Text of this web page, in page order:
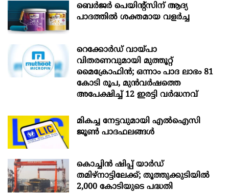
ബെർജർ പെയിന്റ്സിന് ആദ്യ
പാദത്തിൽ ശക്തമായ വളർച്ച
റെക്കോർഡ് വായ്പാ
വിതരണവുമായി മുത്തൂറ്റ്
മൈക്രോഫിൻ; ഒന്നാം പാദ ലാഭം 81
കോടി രൂപ, മുൻവർഷത്തെ
അപേക്ഷിച്ച് 12 ഇരട്ടി വർദ്ധനവ്
മികച്ച നേട്ടവുമായി എൽഐസി
ജൂൺ പാദഫലങ്ങൾ
കൊച്ചിന്‍ ഷിപ്പ് യാർഡ്
തമിഴ്നാട്ടിലേക്ക്; തൂത്തുക്കുടിയിൽ
2,000 കോടിയുടെ പദ്ധതി